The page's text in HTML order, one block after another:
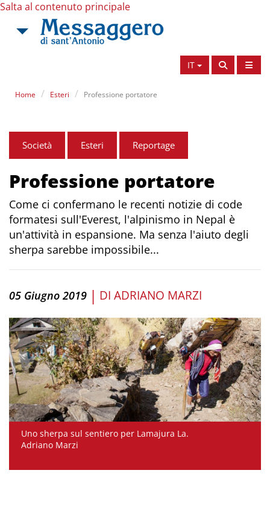
Salta al contenuto principale
IT
Home Esteri Professione portatore
Società Esteri Reportage
Professione portatore
Come ci confermano le recenti notizie di code
formatesi sull'Everest, l'alpinismo in Nepal è
un'attività in espansione. Ma senza l'aiuto degli
sherpa sarebbe impossibile...
05 Giugno 2019 | DI ADRIANO MARZI
Uno sherpa sul sentiero per Lamajura La.
Adriano Marzi